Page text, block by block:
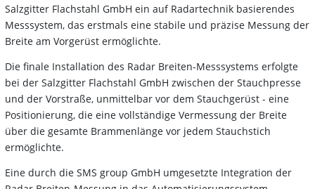
Salzgitter Flachstahl GmbH ein auf Radartechnik basierendes
Messsystem, das erstmals eine stabile und präzise Messung der
Breite am Vorgerüst ermöglichte.
Die finale Installation des Radar Breiten-Messsystems erfolgte
bei der Salzgitter Flachstahl GmbH zwischen der Stauchpresse
und der Vorstraße, unmittelbar vor dem Stauchgerüst - eine
Positionierung, die eine vollständige Vermessung der Breite
über die gesamte Brammenlänge vor jedem Stauchstich
ermöglichte.
Eine durch die SMS group GmbH umgesetzte Integration der